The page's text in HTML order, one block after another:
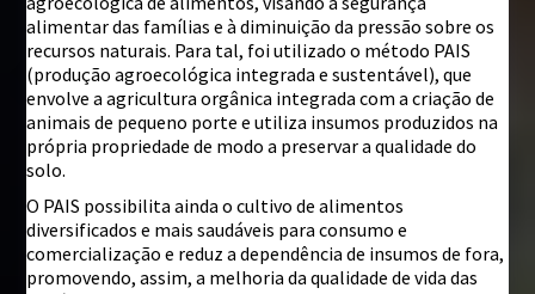
alimentar das famílias e à diminuição da pressão sobre os
recursos naturais. Para tal, foi utilizado o método PAIS
(produção agroecológica integrada e sustentável), que
envolve a agricultura orgânica integrada com a criação de
animais de pequeno porte e utiliza insumos produzidos na
própria propriedade de modo a preservar a qualidade do
solo.
O PAIS possibilita ainda o cultivo de alimentos
diversificados e mais saudáveis para consumo e
comercialização e reduz a dependência de insumos de fora,
promovendo, assim, a melhoria da qualidade de vida das